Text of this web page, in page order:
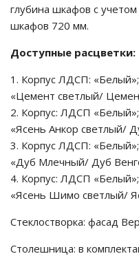
глубина шкафов с
шкафов 720 мм.
Доступные расцветки:
Корпус ЛДСП:
«Цемент светлый/
Корпус: ЛДСП
«Ясень Анкор светлый/
Корпус ЛДСП:
«Дуб Млечный/ Дуб
Корпус: ЛДСП
«Ясень Шимо светлый/
Стеклостворка: фасад
Столешница: в